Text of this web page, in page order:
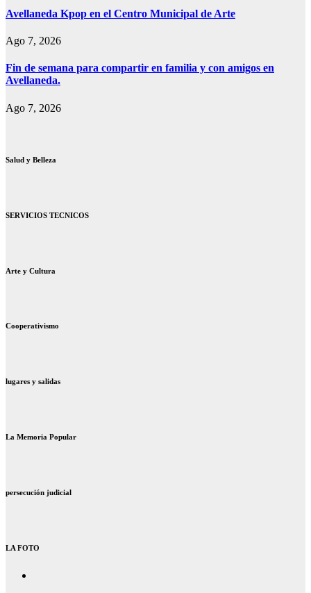
Avellaneda Kpop en el Centro Municipal de Arte
Ago 7, 2026
Fin de semana para compartir en familia y con amigos en
Avellaneda.
Ago 7, 2026
Salud y Belleza
SERVICIOS TECNICOS
Arte y Cultura
Cooperativismo
lugares y salidas
La Memoria Popular
persecución judicial
LA FOTO